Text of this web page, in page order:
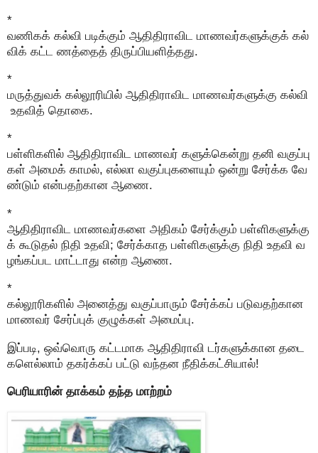
*
வணிகக் கல்வி படிக்கும் ஆதிதிராவிட மாணவர்களுக்குக் கல்
விக் கட்ட ணத்தைத் திருப்பியளித்தது.
*
மருத்துவக் கல்லூரியில் ஆதிதிராவிட மாணவர்களுக்கு கல்வி
உதவித் தொகை.
*
பள்ளிகளில் ஆதிதிராவிட மாணவர் களுக்கென்று தனி வகுப்பு
கள் அமைக் காமல், எல்லா வகுப்புகளையும் ஒன்று சேர்க்க வே
ண்டும் என்பதற்கான ஆணை.
*
ஆதிதிராவிட மாணவர்களை அதிகம் சேர்க்கும் பள்ளிகளுக்கு
க் கூடுதல் நிதி உதவி; சேர்க்காத பள்ளிகளுக்கு நிதி உதவி வ
ழங்கப்பட மாட்டாது என்ற ஆணை.
*
கல்லூரிகளில் அனைத்து வகுப்பாரும் சேர்க்கப் படுவதற்கான
மாணவர் சேர்ப்புக் குழுக்கள் அமைப்பு.
இப்படி, ஒவ்வொரு கட்டமாக ஆதிதிராவி டர்களுக்கான தடை
களெல்லாம் தகர்க்கப் பட்டு வந்தன நீதிக்கட்சியால்!
பெரியாரின் தாக்கம் தந்த மாற்றம்